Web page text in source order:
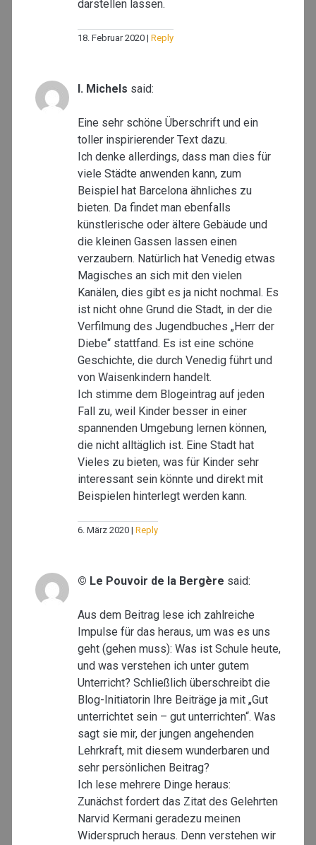
darstellen lassen.
18. Februar 2020 Reply
I. Michels said:
Eine sehr schöne Überschrift und ein
toller inspirierender Text dazu.
Ich denke allerdings, dass man dies für
viele Städte anwenden kann, zum
Beispiel hat Barcelona ähnliches zu
bieten. Da findet man ebenfalls
künstlerische oder ältere Gebäude und
die kleinen Gassen lassen einen
verzaubern. Natürlich hat Venedig etwas
Magisches an sich mit den vielen
Kanälen, dies gibt es ja nicht nochmal. Es
ist nicht ohne Grund die Stadt, in der die
Verfilmung des Jugendbuches „Herr der
Diebe“ stattfand. Es ist eine schöne
Geschichte, die durch Venedig führt und
von Waisenkindern handelt.
Ich stimme dem Blogeintrag auf jeden
Fall zu, weil Kinder besser in einer
spannenden Umgebung lernen können,
die nicht alltäglich ist. Eine Stadt hat
Vieles zu bieten, was für Kinder sehr
interessant sein könnte und direkt mit
Beispielen hinterlegt werden kann.
6. März 2020 Reply
© Le Pouvoir de la Bergère said:
Aus dem Beitrag lese ich zahlreiche
Impulse für das heraus, um was es uns
geht (gehen muss): Was ist Schule heute,
und was verstehen ich unter gutem
Unterricht? Schließlich überschreibt die
Blog-Initiatorin Ihre Beiträge ja mit „Gut
unterrichtet sein – gut unterrichten“. Was
sagt sie mir, der jungen angehenden
Lehrkraft, mit diesem wunderbaren und
sehr persönlichen Beitrag?
Ich lese mehrere Dinge heraus:
Zunächst fordert das Zitat des Gelehrten
Narvid Kermani geradezu meinen
Widerspruch heraus. Denn verstehen wir